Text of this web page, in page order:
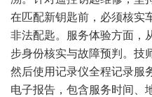
在匹配新钥匙前，必须核实
非法配匙。服务体验方面，
步身份核实与故障预判。技
然后使用记录仪全程记录服
电子报告，包含服务时间、